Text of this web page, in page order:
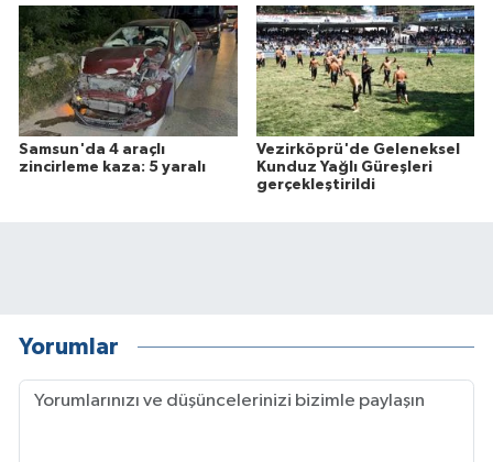
Samsun'da 4 araçlı
zincirleme kaza: 5 yaralı
Vezirköprü'de Geleneksel
Kunduz Yağlı Güreşleri
gerçekleştirildi
Yorumlar